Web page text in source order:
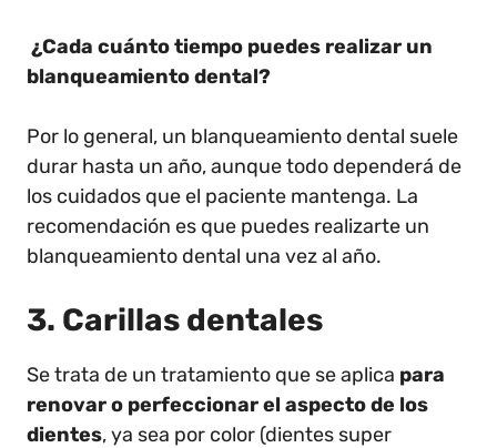
¿Cada cuánto tiempo puedes realizar un
blanqueamiento dental?
Por lo general, un blanqueamiento dental suele
durar hasta un año, aunque todo dependerá de
los cuidados que el paciente mantenga. La
recomendación es que puedes realizarte un
blanqueamiento dental una vez al año.
3. Carillas dentales
Se trata de un tratamiento que se aplica para
renovar o perfeccionar el aspecto de los
dientes, ya sea por color (dientes super